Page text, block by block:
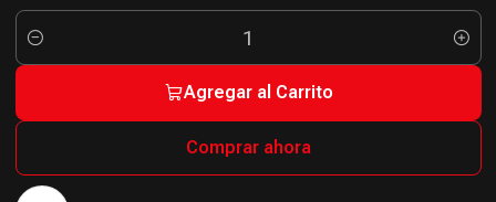
Cantidad
Agregar al Carrito
Comprar ahora